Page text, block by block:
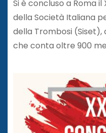
Si è concluso a Roma il
della Società Italiana
della Trombosi (Siset),
che conta oltre 900